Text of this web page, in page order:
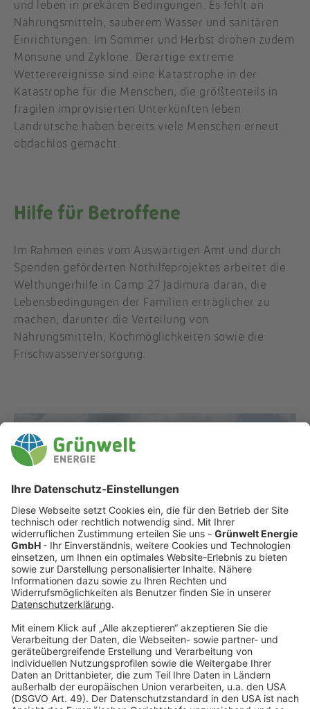
und leben in prekären Bedingungen. Es fehlt an
Nahrungsmitteln, sauberem Wasser und sanitären
Einrichtungen. Im Sommer und Herbst drohen zudem
Monsune und Zyklone. Derartige extreme
Wetterereignisse sind eine Katastrophe in der
Katastrophe für die Menschen, die größtenteils in
fragilen improvisierten Unterkünften leben.
Landrutsche haben bereits viele Menschen erneut
obdachlos gemacht.
Hilfe für Betroffene
Im Rahmen eines vom Auswärtigen Amt und durch
Spenden geförderten Nothilfeprojektes arbeitet die
Welthungerhilfe in Camp 27 Jadimura daran, die
Lebensbedingungen der Familien erträglicher zu
machen, darunter die Verteilung von
Nahrungsmitteln, Kochmöglichkeiten sowie die
Frischwasserversorgung.
Unsere Projekte